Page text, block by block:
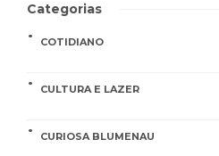
Categorias
COTIDIANO
CULTURA E LAZER
CURIOSA BLUMENAU